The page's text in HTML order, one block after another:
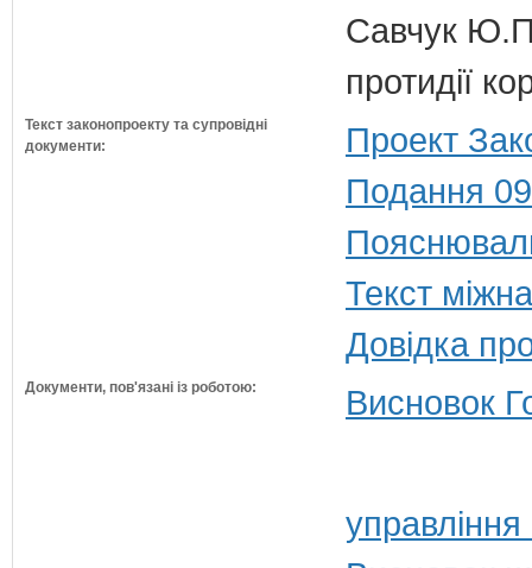
Савчук Ю.П.
протидії
Текст законопроекту та супровідні
документи:
Проект
Подання
Текст
Довідка
Документи, пов'язані із роботою: Висновок